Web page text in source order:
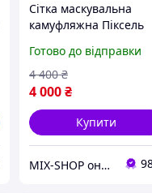
Сітка маскувальна
камуфляжна Піксель
авто, техніки та
укриттів Militex
Готово до відправки
4 000₴
4 400 ₴
Купити
MIX-SHOP онлайн магазин